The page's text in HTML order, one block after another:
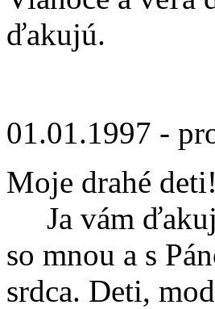
ďakujú.
01.01.1997 -
Moje drahé deti!
Ja vám
so mnou a s
srdca. Deti,